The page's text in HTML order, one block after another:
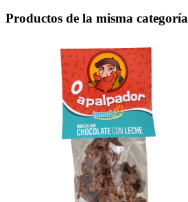
Productos de la misma categoría